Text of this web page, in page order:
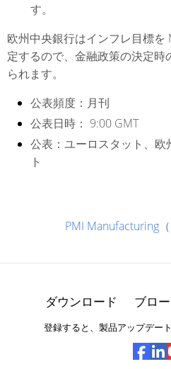
す。
欧州中央銀行はインフレ目標
定するので、金融政策の決定時
られます。
公表頻度： 月刊
公表日時： 9:00 GMT
公表： ユーロスタット、欧
ト
PMI Manufacturing（
ダウンロード ブロ
登録すると、製品アップデー